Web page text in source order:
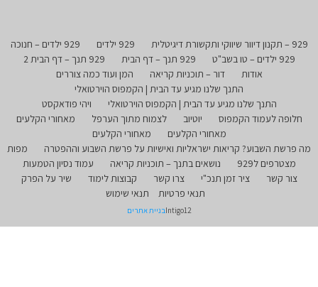
929 – תקנון דיוור שיווקי ותקשורת דיגיטלית 929 ילדים
929 ילדים – חנוכה
929 ילדים – טו בשב"ט
929 תנך – דף הבית
929 תנך – דף הבית 2
אודות
דור – תוכניות קריאה
המן ועוד כמה צוררים
התנך שלנו מגיע עד הבית | הקמפוס הוירטואלי
התנך שלנו מגיע עד הבית | הקמפוס הוירטואלי
ויהי פודאקסט
חלופה לעמוד הקמפוס
יוטיוב לצמוח מתוך הערפל
מאחורי הקלעים
מאחורי הקלעים
מאחורי הקלעים
מה פרשת השבוע? קריאות ישראליות ואישיות על פרשת השבוע וההפטרה
מפות
מצטרפים ל929
נושאים בתנך – תוכניות קריאה
עמוד נסיון הטמעות
צור קשר
ציר זמן תנכ"י צרו קשר קבוצות לימוד
שיר על הפרק
תנאי פרטיות
תנאי שימוש
Intigo12בניית אתרים